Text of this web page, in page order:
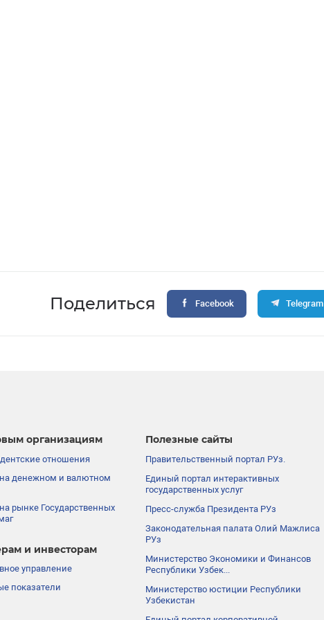
Поделиться Facebook Telegram
организациям
отношения
денежном и валютном
рынке Государственных
и инвесторам
управление
показатели
Полезные сайты
Правительственный портал РУз.
Единый портал интерактивных
государственных услуг
Пресс-служба Президента РУз
Законодательная палата Олий Мажлиса
РУз
Министерство Экономики и Финансов
Республики Узбек...
Министерство юстиции Республики
Узбекистан